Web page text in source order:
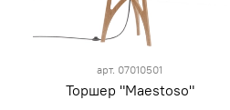
арт. 07010501
Торшер "Maestoso"